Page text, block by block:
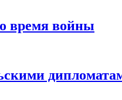
время войны